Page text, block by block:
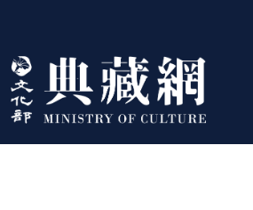
:::